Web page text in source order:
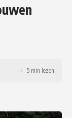
5 min lezen